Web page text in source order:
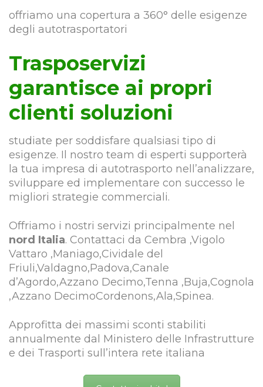
offriamo una copertura a 360° delle esigenze
degli autotrasportatori
Trasposervizi
garantisce ai propri
clienti soluzioni
studiate per soddisfare qualsiasi tipo di
esigenze. Il nostro team di esperti supporterà
la tua impresa di autotrasporto nell’analizzare,
sviluppare ed implementare con successo le
migliori strategie commerciali.
Offriamo i nostri servizi principalmente nel
nord Italia. Contattaci da Cembra ,Vigolo
Vattaro ,Maniago,Cividale del
Friuli,Valdagno,Padova,Canale
d’Agordo,Azzano Decimo,Tenna ,Buja,Cognola
,Azzano DecimoCordenons,Ala,Spinea.
Approfitta dei massimi sconti stabiliti
annualmente dal Ministero delle Infrastrutture
e dei Trasporti sull’intera rete italiana